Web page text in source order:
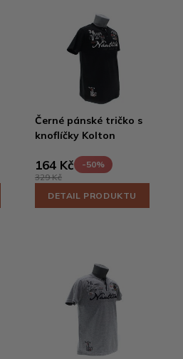
Černé pánské tričko s
knoflíčky Kolton
164 Kč
-50%
329 Kč
DETAIL PRODUKTU